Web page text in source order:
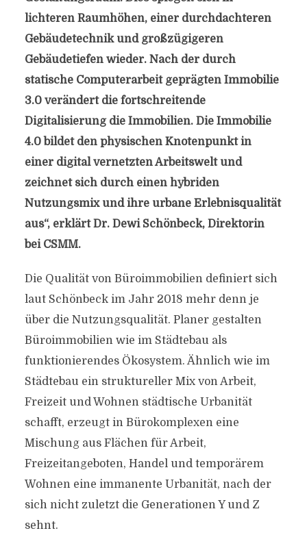
lichteren Raumhöhen, einer durchdachteren
Gebäudetechnik und großzügigeren
Gebäudetiefen wieder. Nach der durch
statische Computerarbeit geprägten Immobilie
3.0 verändert die fortschreitende
Digitalisierung die Immobilien. Die Immobilie
4.0 bildet den physischen Knotenpunkt in
einer digital vernetzten Arbeitswelt und
zeichnet sich durch einen hybriden
Nutzungsmix und ihre urbane Erlebnisqualität
aus“, erklärt Dr. Dewi Schönbeck, Direktorin
bei CSMM.
Die Qualität von Büroimmobilien definiert sich
laut Schönbeck im Jahr 2018 mehr denn je
über die Nutzungsqualität. Planer gestalten
Büroimmobilien wie im Städtebau als
funktionierendes Ökosystem. Ähnlich wie im
Städtebau ein struktureller Mix von Arbeit,
Freizeit und Wohnen städtische Urbanität
schafft, erzeugt in Bürokomplexen eine
Mischung aus Flächen für Arbeit,
Freizeitangeboten, Handel und temporärem
Wohnen eine immanente Urbanität, nach der
sich nicht zuletzt die Generationen Y und Z
sehnt.